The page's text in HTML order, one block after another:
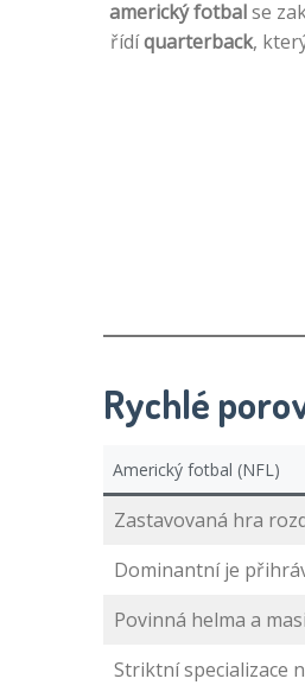
americký fotbalse
řídíquarterback,
Rychlé
Americký fotbal (NFL)
Zastavovaná hra
Dominantní je
Povinná helma a
Striktní specializace